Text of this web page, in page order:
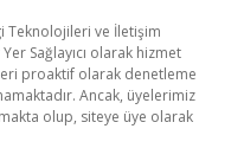
Teknolojileri ve İletişim
Sağlayıcı olarak hizmet
proaktif olarak denetleme
Ancak, üyelerimiz
olup, siteye üye olarak